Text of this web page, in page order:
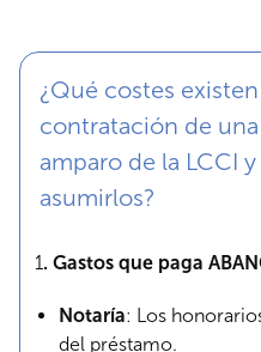
¿Qué costes
contratación de
amparo de la LCCI
asumirlos?
1. Gastos que paga
Notaría: Los
del préstamo.